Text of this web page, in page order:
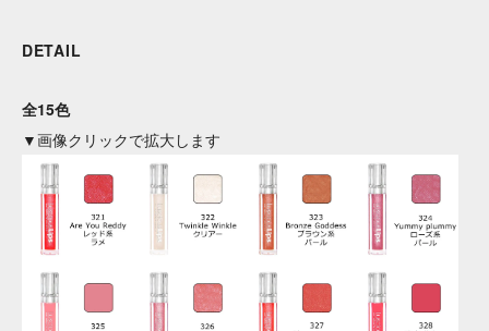
DETAIL
全15色
▼画像クリックで拡大します